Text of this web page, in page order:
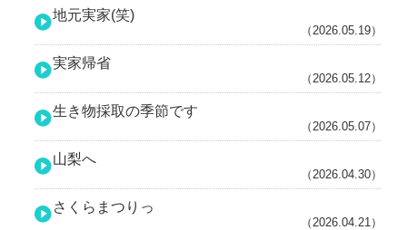
地元実家(笑)
（2026.05.19）
実家帰省
（2026.05.12）
生き物採取の季節です
（2026.05.07）
山梨へ
（2026.04.30）
さくらまつりっ
（2026.04.21）